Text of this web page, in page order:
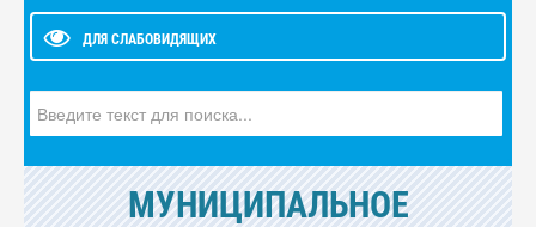
ДЛЯ СЛАБОВИДЯЩИХ
МУНИЦИПАЛЬНОЕ